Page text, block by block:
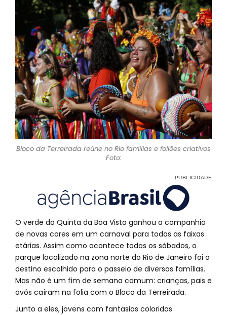
Bloco da Terreirada reúne no Rio famílias e foliões criativos
Foto:
O verde da Quinta da Boa Vista ganhou a companhia
de novas cores em um carnaval para todas as faixas
etárias. Assim como acontece todos os sábados, o
parque localizado na zona norte do Rio de Janeiro foi o
destino escolhido para o passeio de diversas famílias.
Mas não é um fim de semana comum: crianças, pais e
avós caíram na folia com o Bloco da Terreirada.
Junto a eles, jovens com fantasias coloridas